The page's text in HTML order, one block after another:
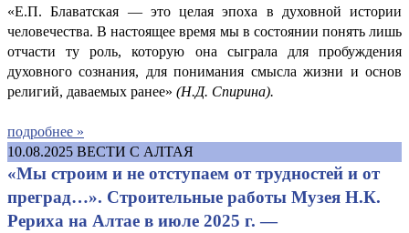
«Е.П. Блаватская — это целая эпоха в духовной истории
человечества. В настоящее время мы в состоянии понять лишь
отчасти ту роль, которую она сыграла для пробуждения
духовного сознания, для понимания смысла жизни и основ
религий, даваемых ранее» (Н.Д. Спирина).
подробнее »
10.08.2025 ВЕСТИ С АЛТАЯ
«Мы строим и не отступаем от трудностей и от
преград…». Строительные работы Музея Н.К.
Рериха на Алтае в июле 2025 г. —